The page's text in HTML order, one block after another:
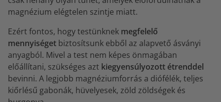
magnézium elégtelen szintje miatt.
Ezért fontos, hogy testünknek megfelelő
mennyiséget biztosítsunk ebből az alapvető ásványi
anyagból. Mivel a test nem képes önmagában
előállítani, szükséges azt kiegyensúlyozott étrenddel
bevinni. A legjobb magnéziumforrás a diófélék, teljes
kiőrlésű gabonák, hüvelyesek, zöld zöldségek és